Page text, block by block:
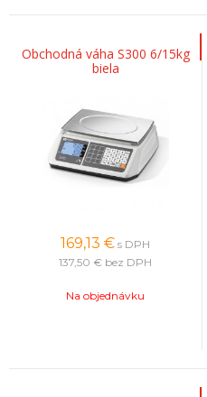
Obchodná váha S300 6/15kg
biela
169,13 € s DPH
137,50 € bez DPH
Na objednávku